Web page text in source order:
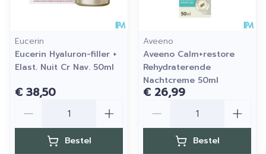
Eucerin
Eucerin Hyaluron-filler +
Elast. Nuit Cr Nav. 50ml
€ 38,50
Bestel
Aveeno
Aveeno Calm+restore
Rehydraterende
Nachtcreme 50ml
€ 26,99
Bestel